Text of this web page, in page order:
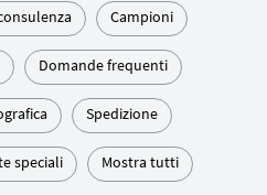
Campioni
Domande frequenti
Spedizione
speciali Mostra tutti